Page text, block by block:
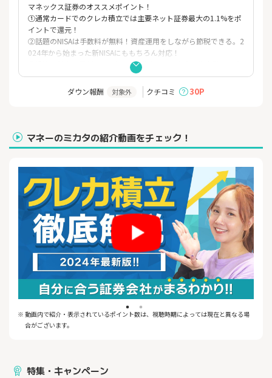
マネックス証券のオススメポイント！
①通常カードでのクレカ積立では主要ネット証券最大の1.1%をポ
イントで還元！
②話題のNISAは手数料が無料！資産運用をしながら節税できる。2
024年から始まった新NISAにももちろん対応！
③投資信託なら最低100円から1円単位で、ご自身の資金計画に合
わせて気軽に始められる。
④国内株の現物取引手数料は55円（税込）から、米国株の最低取
引手数料0米ドルからと株式も低コストでお取引が可能！
のみ）。2025年6月30日時点。
ダウン報酬 対象外 クチコミ 30P
マネーのミカタの紹介動画をチェック！
※ 動画内で紹介・表示されているポイント数は、視聴時期によっては現在と異なる場
合がございます。
特集・キャンペーン